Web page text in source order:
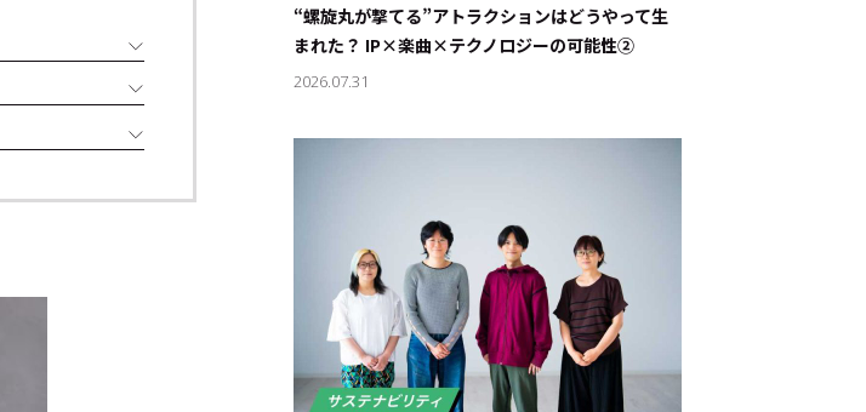
“螺旋丸が撃てる”アトラクションはどうやって生
まれた？ IP×楽曲×テクノロジーの可能性②
2026.07.31